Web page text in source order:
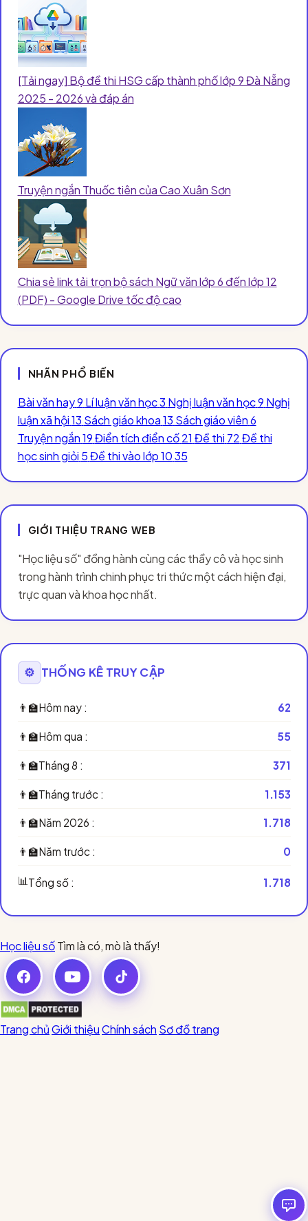
[Tải ngay] Bộ đề thi HSG cấp thành phố lớp 9 Đà Nẵng
2025 - 2026 và đáp án
Truyện ngắn Thuốc tiên của Cao Xuân Sơn
Chia sẻ link tải trọn bộ sách Ngữ văn lớp 6 đến lớp 12
(PDF) - Google Drive tốc độ cao
NHÃN PHỔ BIẾN
Bài văn hay9 Lí luận văn học3 Nghị luận văn học9 Nghị
luận xã hội13 Sách giáo khoa13 Sách giáo viên6
Truyện ngắn19Điển tích điển cố 21 Đề thi 72Đề thi
học sinh giỏi 5Đề thi vào lớp 1035
GIỚI THIỆU TRANG WEB
"Học liệu số" đồng hành cùng các thầy cô và học sinh
trong hành trình chinh phục tri thức một cách hiện đại,
trực quan và khoa học nhất.
⚙️ THỐNG KÊ TRUY CẬP
👨‍🏫Hôm nay : 62
👨‍🏫Hôm qua : 55
👨‍🏫Tháng 8 : 371
👨‍🏫Tháng trước : 1.153
👨‍🏫Năm 2026 : 1.718
👨‍🏫Năm trước : 0
📊 Tổng số : 1.718
Học liệu sốTìm là có, mò là thấy!
Trang chủGiới thiệuChính sách Sơ đồ trang